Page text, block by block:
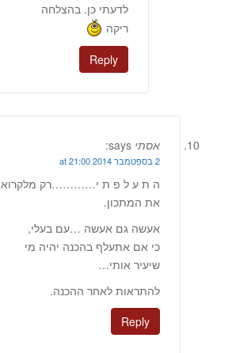
לדעתי כן. בהצלחה
ריקה
Reply
אסתי says:
2 בספטמבר 2014 at 21:00
ה ת ע ל פ ת י…………רק מלקרוא
את המתכון.
אעשה גם אעשה …עם בעלי,
כי אם אתעלף בהכנה יהיה מי
שיעיר אותי…
להתראות לאחר ההכנה.
Reply